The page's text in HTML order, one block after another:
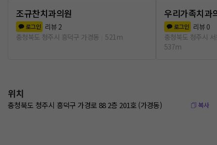
조규찬치과의원
로그인 리뷰 2
충청북도 청주시 흥덕구 가경동
521m
우리가족치과
로그인 리뷰 0
충청북도 청주시
537m
위치
충청북도 청주시 흥덕구 가경로 88 2층 201호 (가경동) 복사